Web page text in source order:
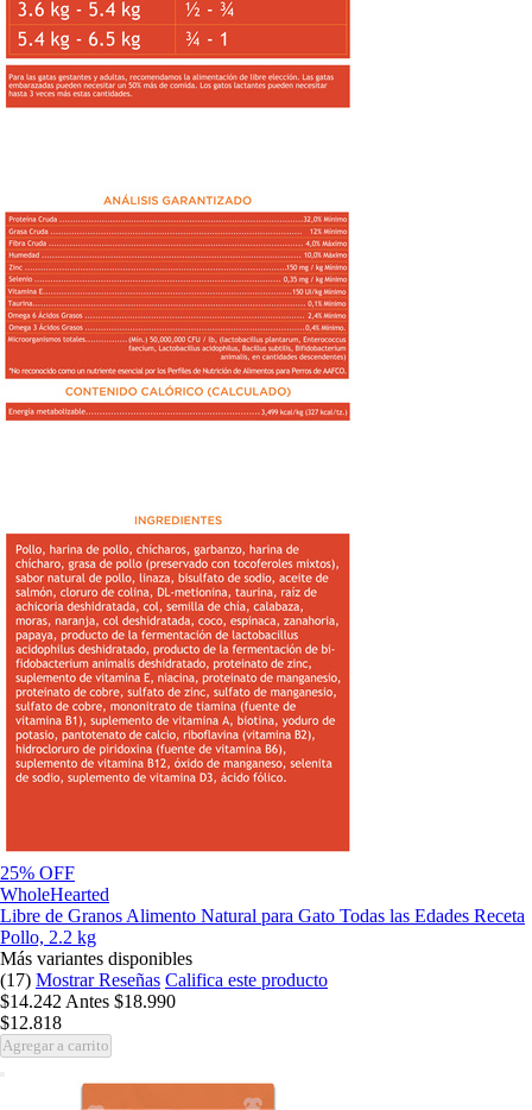
25% OFF
WholeHearted
Libre de Granos Alimento Natural para Gato Todas las Edades Receta
Pollo, 2.2 kg
Más variantes disponibles
(17) Mostrar Reseñas Califica este producto
$14.242 Antes $18.990
$12.818
Agregar a carrito